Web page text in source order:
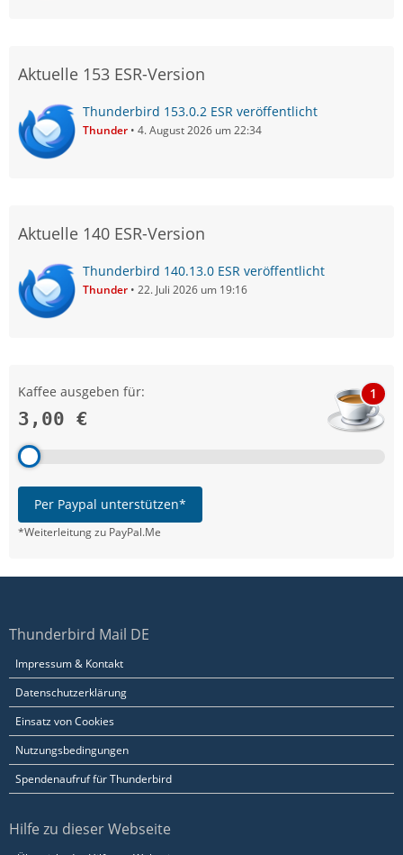
Aktuelle 153 ESR-Version
Thunderbird 153.0.2 ESR veröffentlicht
Thunder 4. August 2026 um 22:34
Aktuelle 140 ESR-Version
Thunderbird 140.13.0 ESR veröffentlicht
Thunder 22. Juli 2026 um 19:16
Kaffee ausgeben für:
3,00 €
1
Per Paypal unterstützen*
*Weiterleitung zu PayPal.Me
Thunderbird Mail DE
Impressum & Kontakt
Datenschutzerklärung
Einsatz von Cookies
Nutzungsbedingungen
Spendenaufruf für Thunderbird
Hilfe zu dieser Webseite